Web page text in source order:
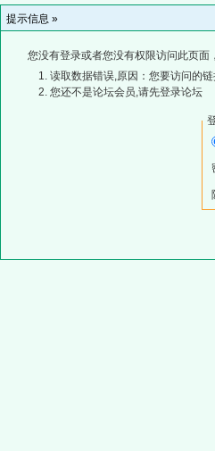
提示信息 »
您没有登录或者您没有权限访问此页面
读取数据错误,原因：您要访问的
您还不是论坛会员,请先登录论坛